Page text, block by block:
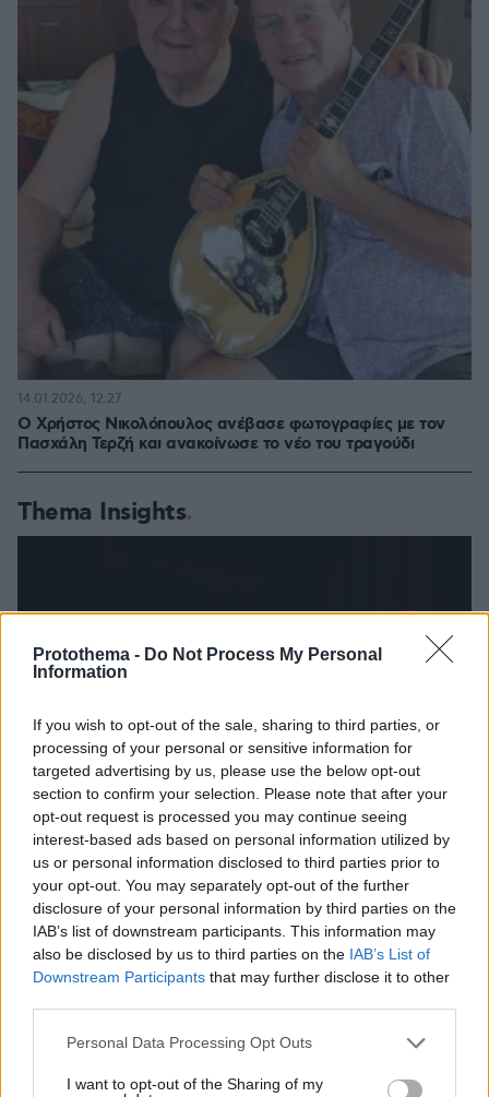
Protothema - Do Not Process My Personal
Information
If you wish to opt-out of the sale, sharing to third parties, or
processing of your personal or sensitive information for
targeted advertising by us, please use the below opt-out
section to confirm your selection. Please note that after your
opt-out request is processed you may continue seeing
interest-based ads based on personal information utilized by
us or personal information disclosed to third parties prior to
your opt-out. You may separately opt-out of the further
disclosure of your personal information by third parties on the
IAB’s list of downstream participants. This information may
also be disclosed by us to third parties on the IAB’s List of
Downstream Participants that may further disclose it to other
Please note that this website/app uses one or more Google
not limited to your visit or usage behaviour. You may click to
Personal Data Processing Opt Outs
I want to opt-out of the Sharing of my
Ο Χρήστος Νικολόπουλος ανέβασε φωτογραφίες με τον
Πασχάλη Τερζή και ανακοίνωσε το νέο του τραγούδι
14.01.2026, 12:27
Thema Insights
Το μέλλον της τεχνολογίας
27.07.2026, 06:00
03.08.2026, 10:56